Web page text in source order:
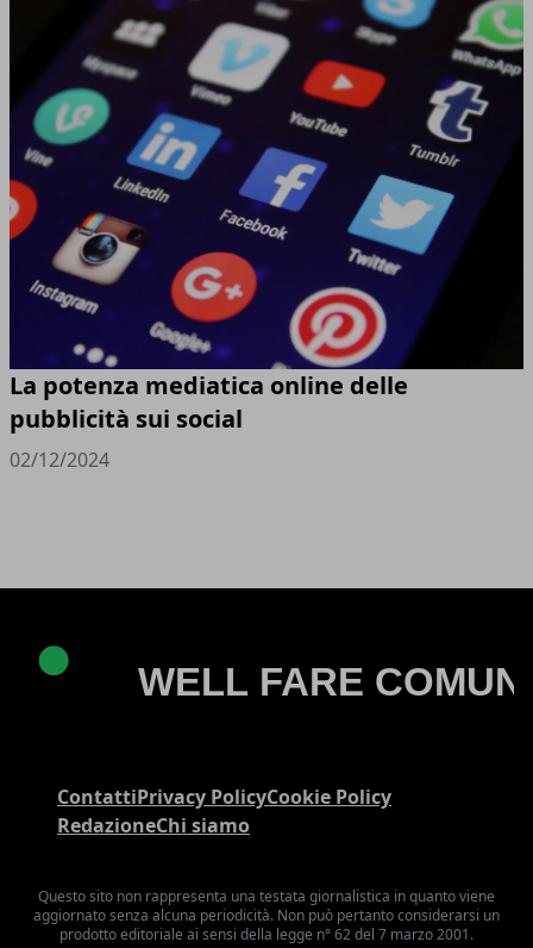
La potenza mediatica online delle
pubblicità sui social
02/12/2024
ContattiPrivacy PolicyCookie Policy
RedazioneChi siamo
Questo sito non rappresenta una testata giornalistica in quanto viene
aggiornato senza alcuna periodicità. Non può pertanto considerarsi un
prodotto editoriale ai sensi della legge n° 62 del 7 marzo 2001.